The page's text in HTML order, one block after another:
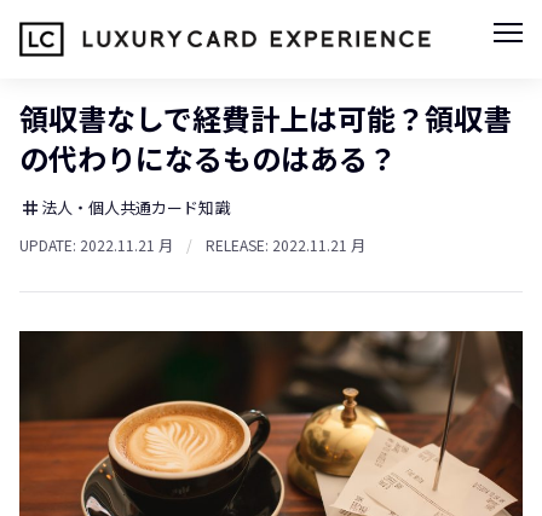
領収書なしで経費計上は可能？領収書
の代わりになるものはある？
tag 法人・個人共通カード知識
UPDATE: 2022.11.21 月 / RELEASE: 2022.11.21 月